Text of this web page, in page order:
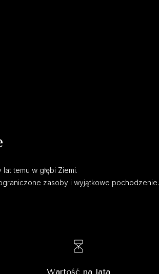
temu w głębi Ziemi.
zasoby i wyjątkowe pochodzenie.
Wartość na lata